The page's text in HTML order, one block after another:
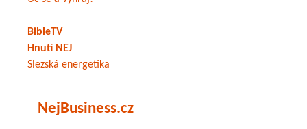
BibleTV
Hnutí NEJ
Slezská energetika
NejBusiness.cz